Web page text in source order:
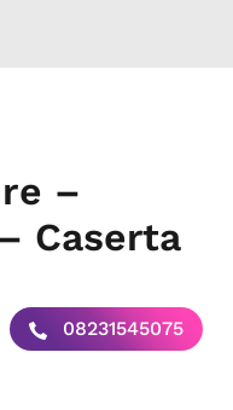
–
Caserta
08231545075